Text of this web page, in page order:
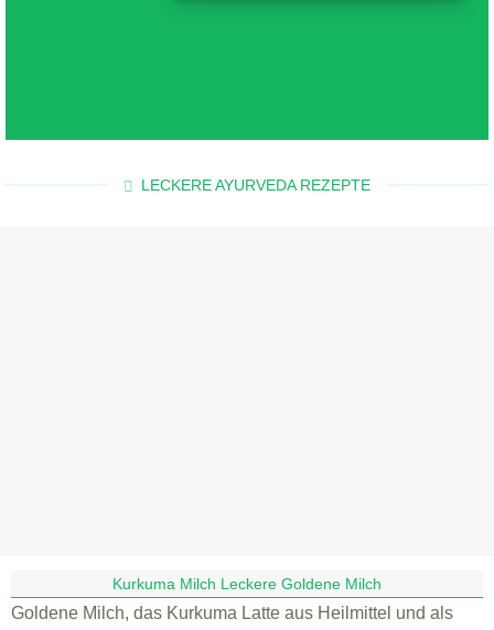
LECKERE AYURVEDA REZEPTE
Kurkuma Milch Leckere Goldene Milch
Goldene Milch, das Kurkuma Latte aus Heilmittel und als